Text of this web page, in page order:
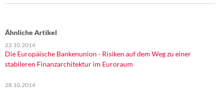
Über mich
Kontakt
Ähnliche Artikel
22.10.2014
Die Europäische Bankenunion - Risiken auf dem Weg zu einer
stabileren Finanzarchitektur im Euroraum
28.10.2014